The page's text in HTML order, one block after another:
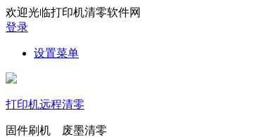
欢迎光临打印机清零软件网
登录
设置菜单
打印机远程清零
固件刷机 废墨清零